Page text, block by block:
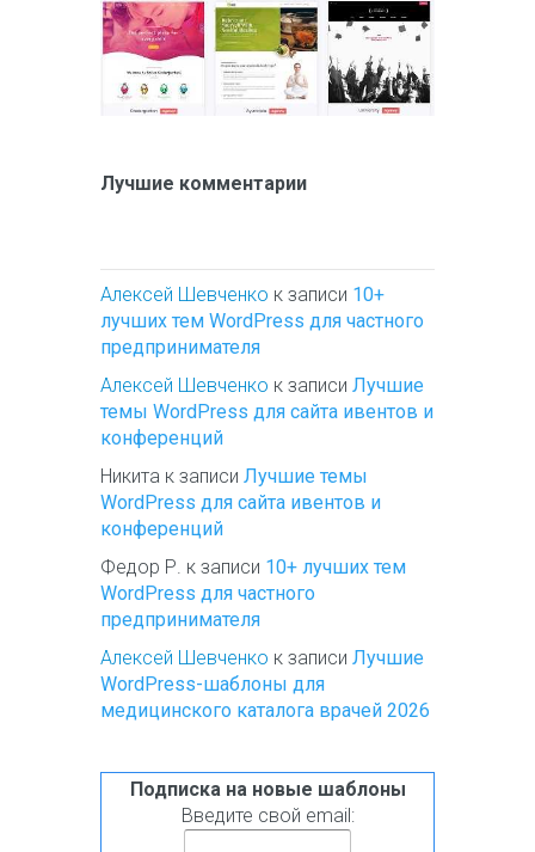
Лучшие комментарии
Алексей Шевченко к записи 10+
лучших тем WordPress для частного
предпринимателя
Алексей Шевченко к записи Лучшие
темы WordPress для сайта ивентов и
конференций
Никита к записи Лучшие темы
WordPress для сайта ивентов и
конференций
Федор Р. к записи 10+ лучших тем
WordPress для частного
предпринимателя
Алексей Шевченко к записи Лучшие
WordPress-шаблоны для
медицинского каталога врачей 2026
Подписка на новые шаблоны
Введите свой email: